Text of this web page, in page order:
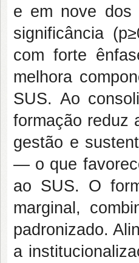
e em nove dos
significância
com forte
melhora
SUS. Ao
formação reduz
gestão e
— o que
ao SUS. O
marginal,
padronizado.
a